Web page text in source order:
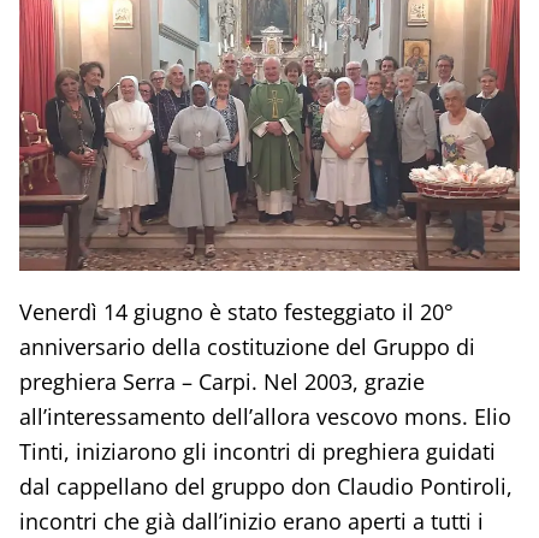
Venerdì 14 giugno è stato festeggiato il 20°
anniversario della costituzione del Gruppo di
preghiera Serra – Carpi. Nel 2003, grazie
all’interessamento dell’allora vescovo mons. Elio
Tinti, iniziarono gli incontri di preghiera guidati
dal cappellano del gruppo don Claudio Pontiroli,
incontri che già dall’inizio erano aperti a tutti i